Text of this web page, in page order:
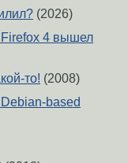
(2026)
Firefox 4 вышел
то! (2008)
based